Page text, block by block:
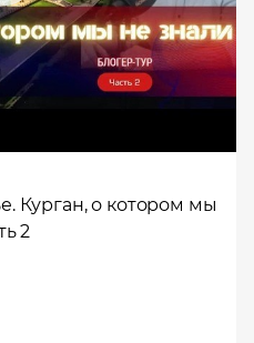
Курган, о котором мы
2